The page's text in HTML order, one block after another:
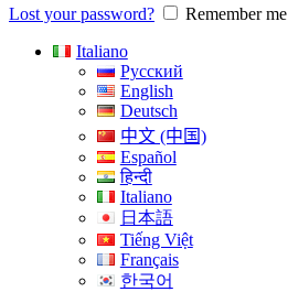
Lost your password?
Remember me
Italiano
Русский
English
Deutsch
中文 (中国)
Español
हिन्दी
Italiano
日本語
Tiếng Việt
Français
한국어